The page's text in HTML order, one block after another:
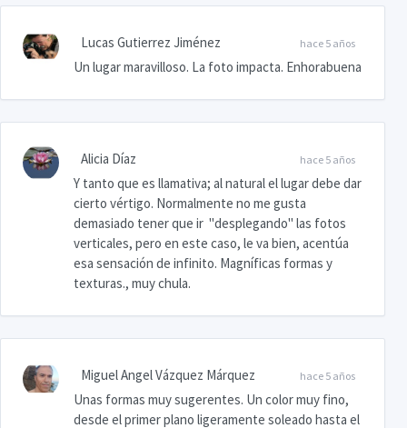
hace 5 años
Lucas Gutierrez Jiménez
Un lugar maravilloso. La foto impacta. Enhorabuena
hace 5 años
Alicia Díaz
Y tanto que es llamativa; al natural el lugar debe dar
cierto vértigo. Normalmente no me gusta
demasiado tener que ir "desplegando" las fotos
verticales, pero en este caso, le va bien, acentúa
esa sensación de infinito. Magníficas formas y
texturas., muy chula.
hace 5 años
Miguel Angel Vázquez Márquez
Unas formas muy sugerentes. Un color muy fino,
desde el primer plano ligeramente soleado hasta el